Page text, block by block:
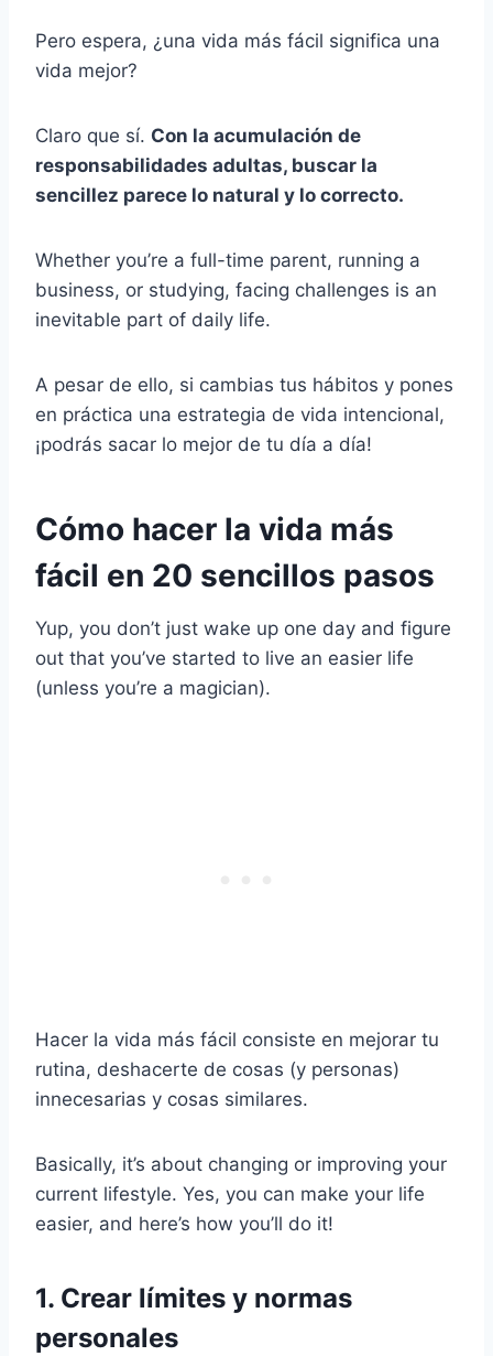
Pero espera, ¿una vida más fácil significa una
vida mejor?
Claro que sí. Con la acumulación de
responsabilidades adultas, buscar la
sencillez parece lo natural y lo correcto.
Whether you’re a full-time parent, running a
business, or studying, facing challenges is an
inevitable part of daily life.
A pesar de ello, si cambias tus hábitos y pones
en práctica una estrategia de vida intencional,
¡podrás sacar lo mejor de tu día a día!
Cómo hacer la vida más
fácil en 20 sencillos pasos
Yup, you don’t just wake up one day and figure
out that you’ve started to live an easier life
(unless you’re a magician).
Hacer la vida más fácil consiste en mejorar tu
rutina, deshacerte de cosas (y personas)
innecesarias y cosas similares.
Basically, it’s about changing or improving your
current lifestyle. Yes, you can make your life
easier, and here’s how you’ll do it!
1. Crear límites y normas
personales